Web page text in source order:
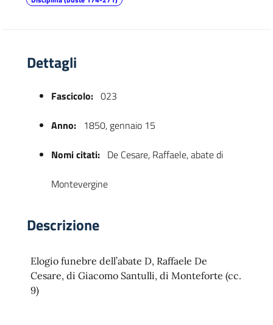
Dettagli
Fascicolo: 023
Anno: 1850, gennaio 15
Nomi citati: De Cesare, Raffaele, abate di
Montevergine
Descrizione
Elogio funebre dell’abate D, Raffaele De
Cesare, di Giacomo Santulli, di Monteforte (cc.
9)